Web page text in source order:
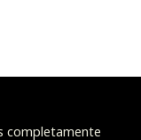
completamente